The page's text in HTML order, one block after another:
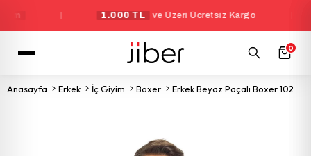
1.000 TL ve Üzeri Ücretsiz Kargo
0
Anasayfa Erkek İç Giyim Boxer Erkek Beyaz Paçalı Boxer 102